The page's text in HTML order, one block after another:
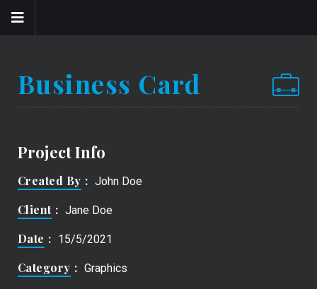
Business Card
Project Info
Created By John Doe
Client Jane Doe
Date 15/5/2021
Category Graphics